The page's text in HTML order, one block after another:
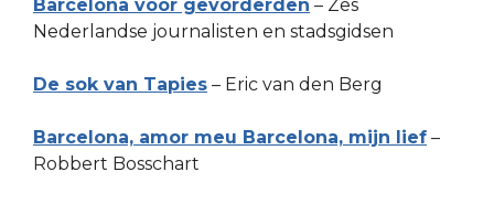
Barcelona voor gevorderden – Zes
Nederlandse journalisten en stadsgidsen
De sok van Tapies – Eric van den Berg
Barcelona, amor meu Barcelona, mijn lief –
Robbert Bosschart